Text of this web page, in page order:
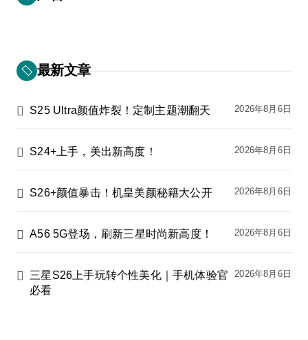
最新文章
S25 Ultra颜值炸裂！定制主题潮翻天 2026年8月6日
S24+上手，美出新高度！ 2026年8月6日
S26+颜值暴击！机皇美颜秘籍大公开 2026年8月6日
A56 5G登场，刷新三星时尚新高度！ 2026年8月6日
三星S26上手玩转个性美化｜手机体验官
必看
2026年8月6日